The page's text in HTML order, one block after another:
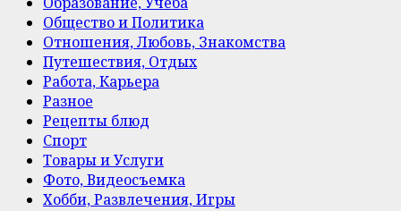
Общество и Политика
Отношения, Любовь, Знакомства
Путешествия, Отдых
Работа, Карьера
Разное
Рецепты блюд
Спорт
Товары и Услуги
Фото, Видеосъемка
Хобби, Развлечения, Игры